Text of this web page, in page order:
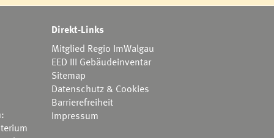
Direkt-Links
Mitglied Regio ImWalgau
EED III Gebäudeinventar
Sitemap
Datenschutz & Cookies
Barrierefreiheit
Impressum